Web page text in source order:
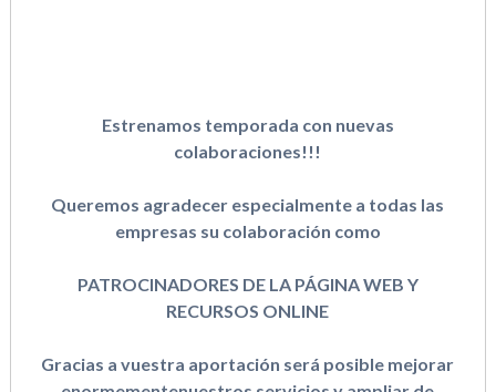
Estrenamos temporada con nuevas
colaboraciones!!!
Queremos agradecer especialmente a todas las
empresas su colaboración como
PATROCINADORES DE LA PÁGINA WEB Y
RECURSOS ONLINE
Gracias a vuestra aportación será posible mejorar